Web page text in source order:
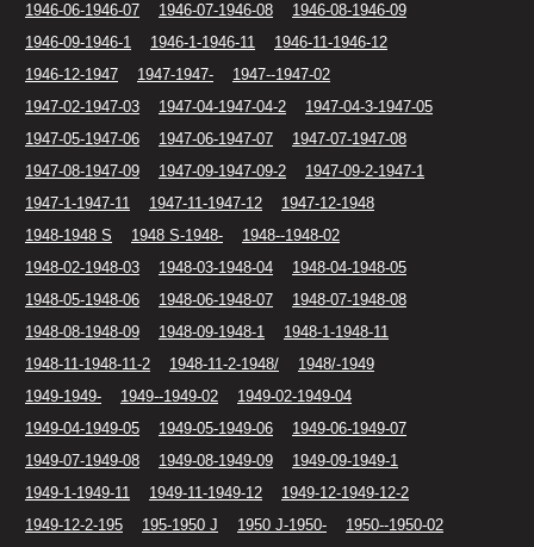
1946-06-1946-07
1946-07-1946-08
1946-08-1946-09
1946-09-1946-1
1946-1-1946-11
1946-11-1946-12
1946-12-1947
1947-1947-
1947--1947-02
1947-02-1947-03
1947-04-1947-04-2
1947-04-3-1947-05
1947-05-1947-06
1947-06-1947-07
1947-07-1947-08
1947-08-1947-09
1947-09-1947-09-2
1947-09-2-1947-1
1947-1-1947-11
1947-11-1947-12
1947-12-1948
1948-1948 S
1948 S-1948-
1948--1948-02
1948-02-1948-03
1948-03-1948-04
1948-04-1948-05
1948-05-1948-06
1948-06-1948-07
1948-07-1948-08
1948-08-1948-09
1948-09-1948-1
1948-1-1948-11
1948-11-1948-11-2
1948-11-2-1948/
1948/-1949
1949-1949-
1949--1949-02
1949-02-1949-04
1949-04-1949-05
1949-05-1949-06
1949-06-1949-07
1949-07-1949-08
1949-08-1949-09
1949-09-1949-1
1949-1-1949-11
1949-11-1949-12
1949-12-1949-12-2
1949-12-2-195
195-1950 J 1950 J-1950-
1950--1950-02